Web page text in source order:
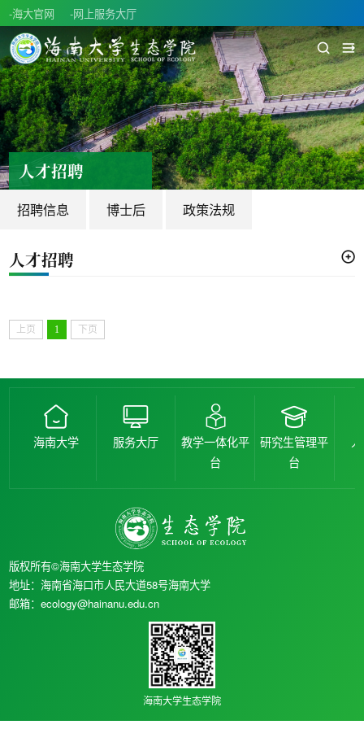
-海大官网 -网上服务大厅
人才招聘
招聘信息 博士后 政策法规
人才招聘
上页 1 下页
海南大学 服务大厅
教学一体化平
台
研究生管理平
台
版权所有©海南大学生态学院
地址：海南省海口市人民大道58号海南大学
邮箱：ecology@hainanu.edu.cn
海南大学生态学院